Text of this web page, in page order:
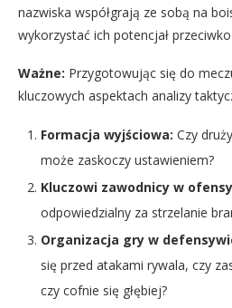
nazwiska współgrają ze sobą na
wykorzystać ich potencjał
Ważne: Przygotowując się do
kluczowych aspektach analizy
Formacja wyjściowa: Czy
może zaskoczy ustawieniem?
Kluczowi zawodnicy w
odpowiedzialny za strzelanie
Organizacja gry w
się przed atakami rywala, czy
czy cofnie się głębiej?